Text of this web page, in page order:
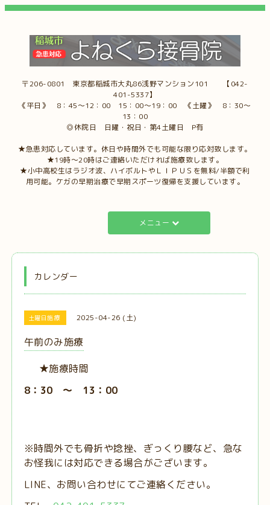
〒206-0801 東京都稲城市大丸86浅野マンション101 【042-
401-5337】
《平日》 8：45～12：00 15：00～19：00 《土曜》 8：30～
13：00
◎休院日 日曜・祝日・第4土曜日 P有
★急患対応しています。休日や時間外でも可能な限り応対致します。
★19時～20時はご連絡いただければ施療致します。
★小中高校生はラジオ波、ハイボルトやＬＩＰＵＳを無料/半額で利
用可能。ケガの早期治療で早期スポーツ復帰を支援しています。
メニュー
カレンダー
土曜日施療 2025-04-26 (土)
午前のみ施療
★施療時間
8：30 ～ 13：00
※時間外でも骨折や捻挫、ぎっくり腰など、急な
お怪我には対応できる場合がございます。
LINE、お問い合わせにてご連絡ください。